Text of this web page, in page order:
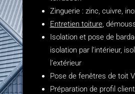
Zinguerie : zinc, cuivre,
Entretien toiture,
Isolation et pose de
isolation par l’intérieur,
l’extérieur
Pose de fenêtres de toit
Préparation de profil